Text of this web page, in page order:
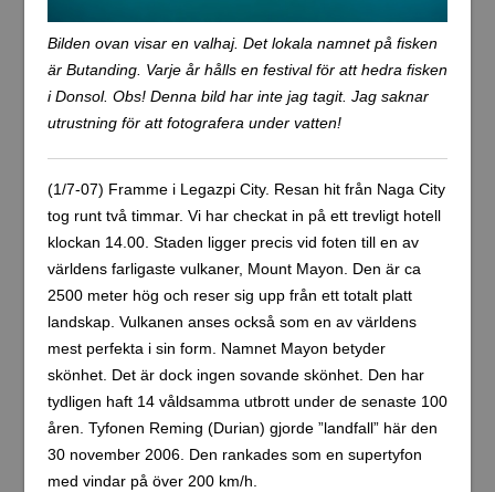
Bilden ovan visar en valhaj. Det lokala namnet på fisken
är Butanding. Varje år hålls en festival för att hedra fisken
i Donsol. Obs! Denna bild har inte jag tagit. Jag saknar
utrustning för att fotografera under vatten!
(1/7-07) Framme i Legazpi City. Resan hit från Naga City
tog runt två timmar. Vi har checkat in på ett trevligt hotell
klockan 14.00. Staden ligger precis vid foten till en av
världens farligaste vulkaner, Mount Mayon. Den är ca
2500 meter hög och reser sig upp från ett totalt platt
landskap. Vulkanen anses också som en av världens
mest perfekta i sin form. Namnet Mayon betyder
skönhet. Det är dock ingen sovande skönhet. Den har
tydligen haft 14 våldsamma utbrott under de senaste 100
åren. Tyfonen Reming (Durian) gjorde ”landfall” här den
30 november 2006. Den rankades som en supertyfon
med vindar på över 200 km/h.